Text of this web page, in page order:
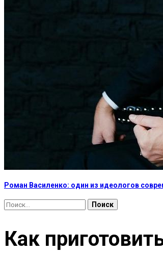
Роман Василенко: один из идеологов
Найти:
Как